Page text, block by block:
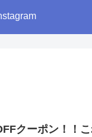
クーポン！！